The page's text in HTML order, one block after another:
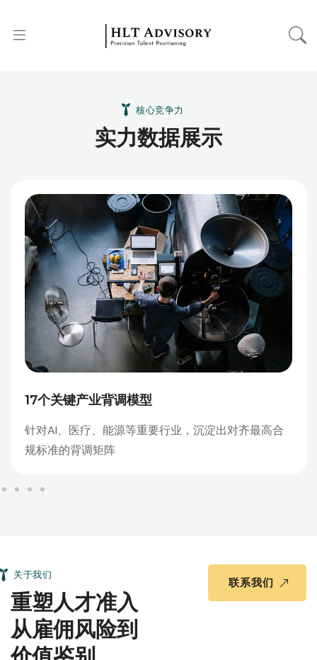
核心竞争力
实力数据展示
17个关键产业背调模型
针对AI、医疗、能源等重要行业，沉淀出对齐最高合
规标准的背调矩阵
关于我们
重塑人才准入
从雇佣风险到
联系我们